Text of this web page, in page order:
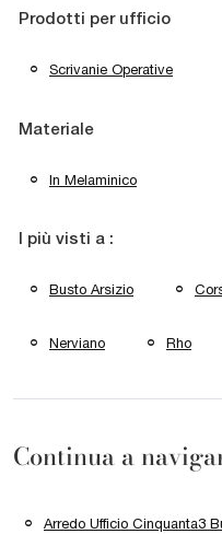
Prodotti per ufficio
Scrivanie Operative
Materiale
In Melaminico
I più visti a :
Busto Arsizio
Nerviano Rho
Continua a
Arredo Ufficio Cinquanta3